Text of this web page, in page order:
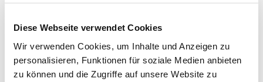
Diese Webseite verwendet Cookies
Wir verwenden Cookies, um Inhalte und Anzeigen zu
personalisieren, Funktionen für soziale Medien anbieten
zu können und die Zugriffe auf unsere Website zu